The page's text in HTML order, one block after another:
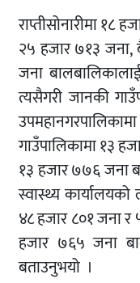
राप्तीसोनारीमा १८
२५ हजार ७१३ जना,
जना
त्यसैगरी जानकी
गाउँपालिकामा १३
१३ हजार ७७६ जना
स्वास्थ्य
४८ हजार ८०१ जना
हजार ७६५ जना
बताउनुभयो ।